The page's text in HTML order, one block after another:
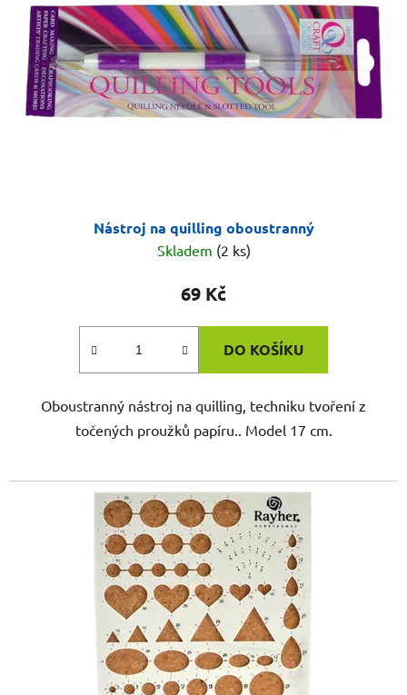
Nástroj na quilling oboustranný
Skladem (2 ks)
69 Kč
DO KOŠÍKU
Oboustranný nástroj na quilling, techniku tvoření z
točených proužků papíru.. Model 17 cm.